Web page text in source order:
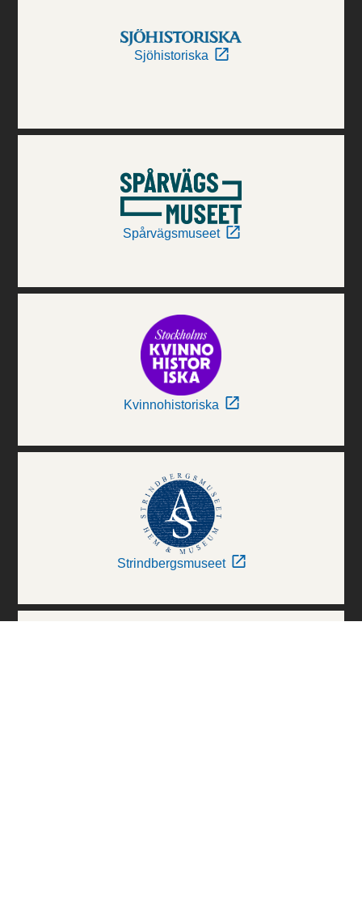
Sjöhistoriska
Spårvägsmuseet
Kvinnohistoriska
Strindbergsmuseet